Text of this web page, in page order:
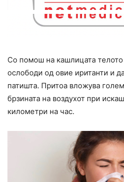
Со помош на кашлицата телото
ослободи од овие иританти и
патишта. Притоа вложува
брзината на воздухот при
километри на час.